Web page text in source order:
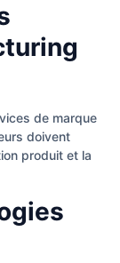
de marque
doivent
produit et la